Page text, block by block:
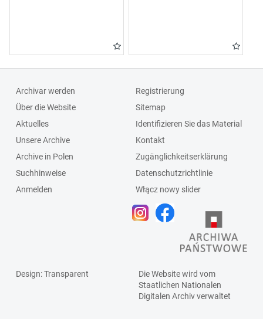
Archivar werden
Über die Website
Aktuelles
Unsere Archive
Archive in Polen
Suchhinweise
Anmelden
Registrierung
Sitemap
Identifizieren Sie das Material
Kontakt
Zugänglichkeitserklärung
Datenschutzrichtlinie
Włącz nowy slider
Design: Transparent
Die Website wird vom
Staatlichen Nationalen
Digitalen Archivverwaltet